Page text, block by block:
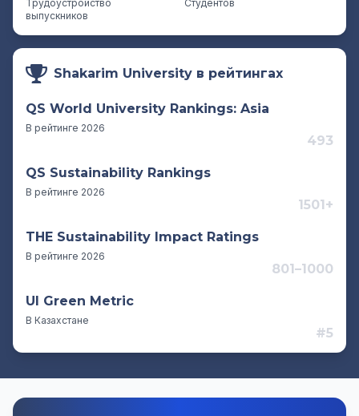
Трудоустройство
выпускников
Студентов
Shakarim University в рейтингах
QS World University Rankings: Asia
В рейтинге 2026
493
QS Sustainability Rankings
В рейтинге 2026
1501+
THE Sustainability Impact Ratings
В рейтинге 2026
801–1000
UI Green Metric
В Казахстане
#5